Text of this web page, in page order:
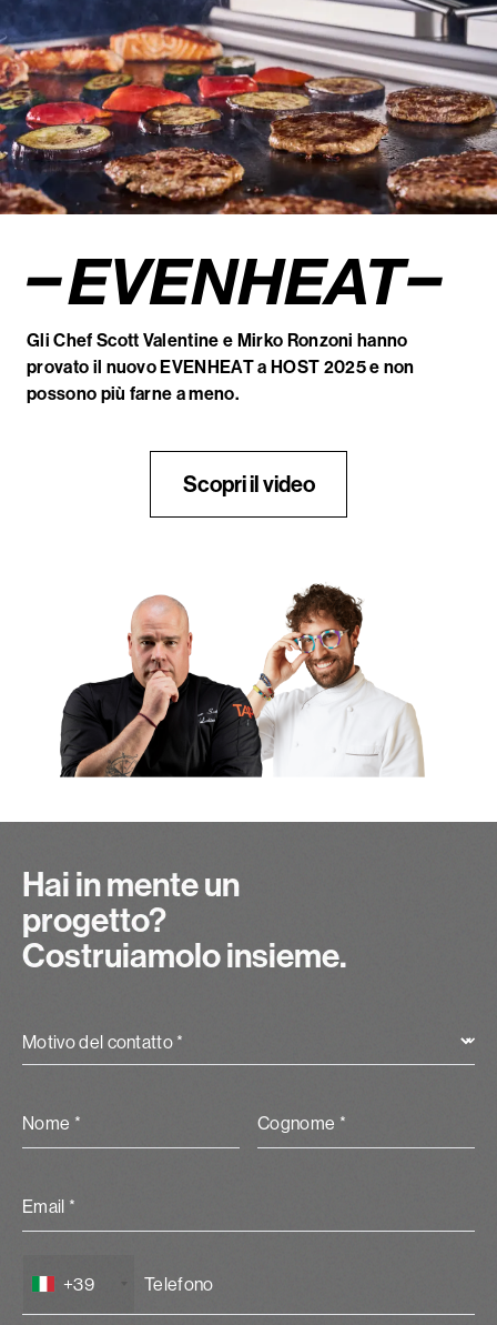
Gli Chef Scott Valentine e Mirko Ronzoni hanno
provato il nuovo EVENHEAT a HOST 2025 e non
possono più farne a meno.
Scopri il video
Hai in mente un
progetto?
Costruiamolo insieme.
Motivo del contatto *
Nome * Cognome *
Email *
+39